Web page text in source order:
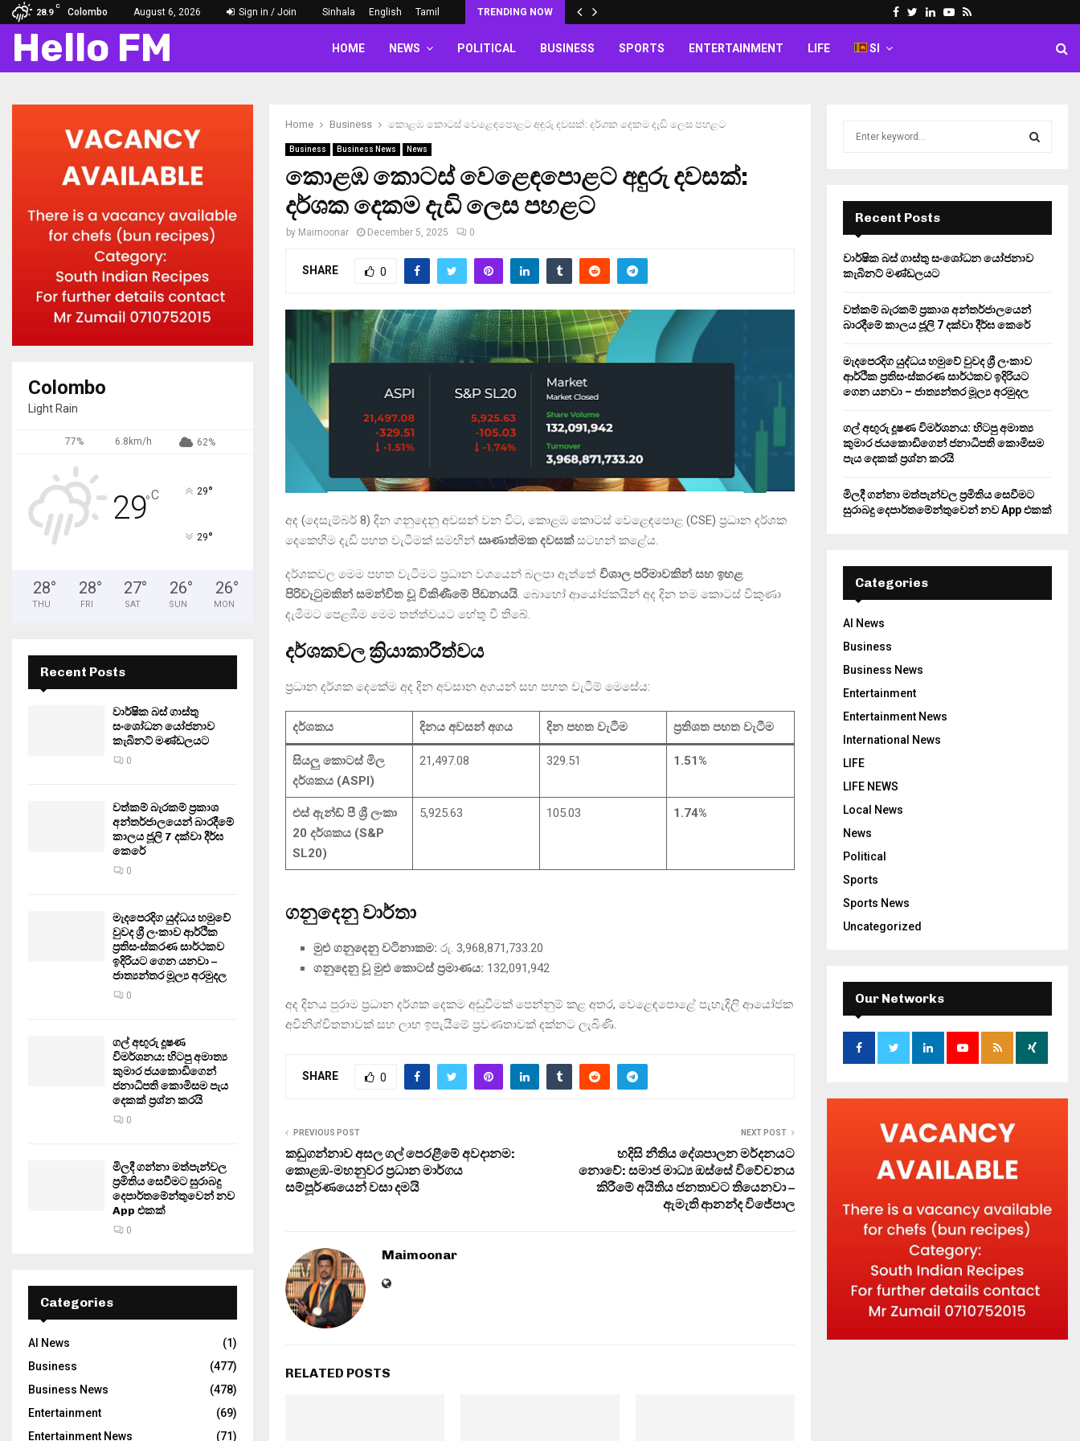
28.9
C
Colombo August 6, 2026 Sign in / Join Sinhala English Tamil TRENDING NOW Facebook
Twitter
LinkedinYoutube
Rss
Hello FM HOME NEWS POLITICAL BUSINESS SPORTS ENTERTAINMENT LIFE SI
Home Business කොළඹ කොටස් වෙළෙඳපොළට අඳුරු දවසක්: දර්ශක දෙකම දැඩි ලෙස පහළට
Business Business News News
කොළඹ කොටස් වෙළෙඳපොළට අඳුරු දවසක්:
දර්ශක දෙකම දැඩි ලෙස පහළට
by Maimoonar December 5, 2025 0
SHARE 0
අද (දෙසැම්බර් 8) දින ගනුදෙනු අවසන් වන විට, කොළඹ කොටස් වෙළෙඳපොළ (CSE) ප්‍රධාන දර්ශක
දෙකෙහිම දැඩි පහත වැටීමක් සමඟින් ඍණාත්මක දවසක්සටහන් කළේය.
දර්ශකවල මෙම පහත වැටීමට ප්‍රධාන වශයෙන් බලපා ඇත්තේ විශාල පරිමාවකින් සහ ඉහළ
පිරිවැටුමකින් සමන්විත වූ විකිණීමේ පීඩනයයි. බොහෝ ආයෝජකයින් අද දින තම කොටස් විකුණා
දැමීමට පෙළඹීම මෙම තත්ත්වයට හේතු වී තිබේ.
දර්ශකවල ක්‍රියාකාරීත්වය
ප්‍රධාන දර්ශක දෙකේම අද දින අවසාන අගයන් සහ පහත වැටීම් මෙසේය:
දර්ශකය දිනය අවසන් අගය දින පහත වැටීම ප්‍රතිශත පහත වැටීම
සියලු කොටස් මිල
දර්ශකය (ASPI)
21,497.08 329.51 1.51%
එස් ඇන්ඩ් පී ශ්‍රී ලංකා
20 දර්ශකය (S&P
SL20)
5,925.63 105.03 1.74%
ගනුදෙනු වාර්තා
මුළු ගනුදෙනු වටිනාකම: රු. 3,968,871,733.20
ගනුදෙනු වූ මුළු කොටස් ප්‍රමාණය: 132,091,942
අද දිනය පුරාම ප්‍රධාන දර්ශක දෙකම අඩුවීමක් පෙන්නුම් කළ අතර, වෙළෙඳපොළේ පැහැදිලි ආයෝජක
අවිනිශ්චිතතාවක් සහ ලාභ ඉපැයීමේ ප්‍රවණතාවක් දක්නට ලැබිණි.
SHARE 0
PREVIOUS POST
කඩුගන්නාව අසල ගල් පෙරළීමේ අවදානම:
කොළඹ-මහනුවර ප්‍රධාන මාර්ගය
සම්පූර්ණයෙන් වසා දමයි
NEXT POST
හදිසි නීතිය දේශපාලන මර්දනයට
නොවේ: සමාජ මාධ්‍ය ඔස්සේ විවේචනය
කිරීමේ අයිතිය ජනතාවට තියෙනවා –
ඇමැති ආනන්ද විජේපාල
Maimoonar
RELATED POSTS
Colombo
Light Rain
77% 6.8km/h 62%
29°C 29°
29°
28°
THU
28°
FRI
27°
SAT
26°
SUN
26°
MON
Recent Posts
වාර්ෂික බස් ගාස්තු
සංශෝධන යෝජනාව
කැබිනට් මණ්ඩලයට
0
වත්කම් බැරකම් ප්‍රකාශ
අන්තර්ජාලයෙන් බාරදීමේ
කාලය ජූලි 7 දක්වා දීර්ඝ
කෙරේ
0
මැදපෙරදිග යුද්ධය හමුවේ
වුවද ශ්‍රී ලංකාව ආර්ථික
ප්‍රතිසංස්කරණ සාර්ථකව
ඉදිරියට ගෙන යනවා –
ජාත්‍යන්තර මූල්‍ය අරමුදල
0
ගල් අඟුරු දූෂණ
විමර්ශනය: හිටපු අමාත්‍ය
කුමාර ජයකොඩිගෙන්
ජනාධිපති කොමිසම පැය
දෙකක් ප්‍රශ්න කරයි
0
මිලදී ගන්නා මත්පැන්වල
ප්‍රමිතිය සෙවීමට සුරාබදු
දෙපාර්තමේන්තුවෙන් නව
App එකක්
0
Categories
AI News
(1)
Business
(477)
Business News
(478)
Entertainment
(69)
Entertainment News
(71)
r
:
E
A
R
H
Recent Posts
වාර්ෂික බස් ගාස්තු සංශෝධන යෝජනාව
කැබිනට් මණ්ඩලයට
වත්කම් බැරකම් ප්‍රකාශ අන්තර්ජාලයෙන්
බාරදීමේ කාලය ජූලි 7 දක්වා දීර්ඝ කෙරේ
මැදපෙරදිග යුද්ධය හමුවේ වුවද ශ්‍රී ලංකාව
ආර්ථික ප්‍රතිසංස්කරණ සාර්ථකව ඉදිරියට
ගෙන යනවා – ජාත්‍යන්තර මූල්‍ය අරමුදල
ගල් අඟුරු දූෂණ විමර්ශනය: හිටපු අමාත්‍ය
කුමාර ජයකොඩිගෙන් ජනාධිපති කොමිසම
පැය දෙකක් ප්‍රශ්න කරයි
මිලදී ගන්නා මත්පැන්වල ප්‍රමිතිය සෙවීමට
සුරාබදු දෙපාර්තමේන්තුවෙන් නව App එකක්
Categories
AI News
Business
Business News
Entertainment
Entertainment News
International News
LIFE
LIFE NEWS
Local News
News
Political
Sports
Sports News
Uncategorized
Our Networks